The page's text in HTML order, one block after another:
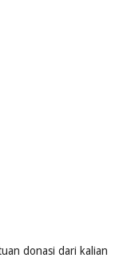
donasi dari kalian